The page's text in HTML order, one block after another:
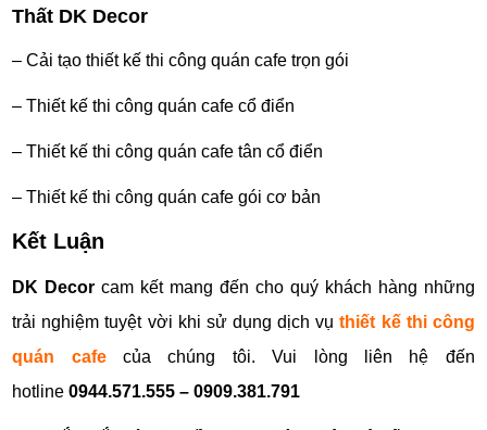
Thất DK Decor
– Cải tạo thiết kế thi công quán cafe trọn gói
– Thiết kế thi công quán cafe cổ điển
– Thiết kế thi công quán cafe tân cổ điển
– Thiết kế thi công quán cafe gói cơ bản
Kết Luận
DK Decor cam kết mang đến cho quý khách hàng những
trải nghiệm tuyệt vời khi sử dụng dịch vụthiết kế thi công
quán cafe
của chúng tôi. Vui lòng liên hệ đến
hotline 0944.571.555 – 0909.381.791